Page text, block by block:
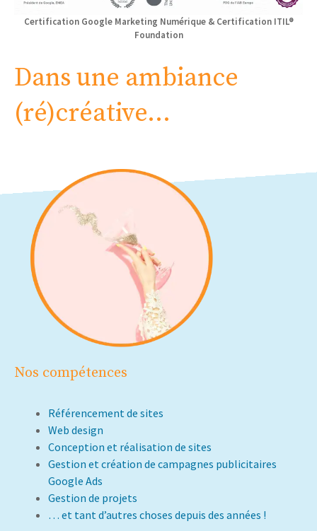
Certification Google Marketing Numérique & Certification ITIL®
Foundation
Dans une ambiance
(ré)créative…
Nos compétences
Référencement de sites
Web design
Conception et réalisation de sites
Gestion et création de campagnes publicitaires
Google Ads
Gestion de projets
… et tant d’autres choses depuis des années !